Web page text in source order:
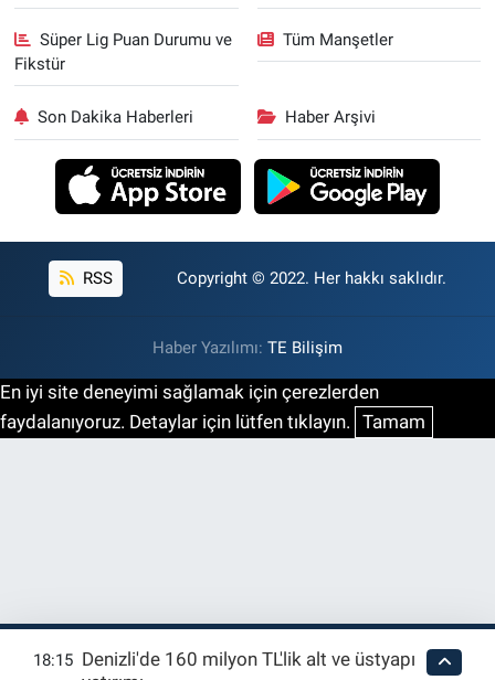
Süper Lig Puan Durumu ve
Fikstür
Tüm Manşetler
Son Dakika Haberleri Haber Arşivi
RSS Copyright © 2022. Her hakkı saklıdır.
Haber Yazılımı: TE Bilişim
En iyi site deneyimi sağlamak için çerezlerden
faydalanıyoruz. Detaylar için lütfen tıklayın. Tamam
18:15 Denizli'de 160 milyon TL'lik alt ve üstyapı